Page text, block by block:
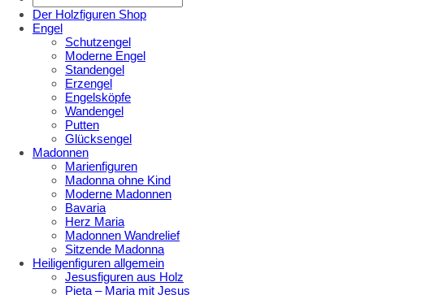
Der Holzfiguren Shop
Engel
Schutzengel
Moderne Engel
Standengel
Erzengel
Engelsköpfe
Wandengel
Putten
Glücksengel
Madonnen
Marienfiguren
Madonna ohne Kind
Moderne Madonnen
Bavaria
Herz Maria
Madonnen Wandrelief
Sitzende Madonna
Heiligenfiguren allgemein
Jesusfiguren aus Holz
Pieta – Maria mit Jesus